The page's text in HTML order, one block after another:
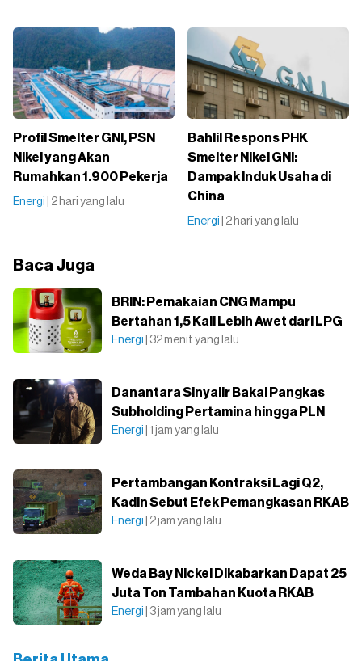
Profil Smelter GNI, PSN
Nikel yang Akan
Rumahkan 1.900 Pekerja
Energi | 2 hari yang lalu
Bahlil Respons PHK
Smelter Nikel GNI:
Dampak Induk Usaha di
China
Energi | 2 hari yang lalu
Baca Juga
BRIN: Pemakaian CNG Mampu
Bertahan 1,5 Kali Lebih Awet dari LPG
Energi | 32 menit yang lalu
Danantara Sinyalir Bakal Pangkas
Subholding Pertamina hingga PLN
Energi | 1 jam yang lalu
Pertambangan Kontraksi Lagi Q2,
Kadin Sebut Efek Pemangkasan RKAB
Energi | 2 jam yang lalu
Weda Bay Nickel Dikabarkan Dapat 25
Juta Ton Tambahan Kuota RKAB
Energi | 3 jam yang lalu